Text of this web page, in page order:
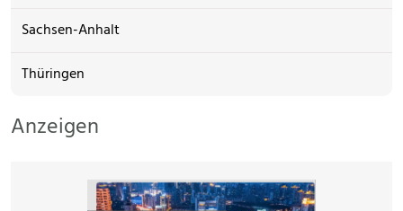
Sachsen-Anhalt
Thüringen
Anzeigen